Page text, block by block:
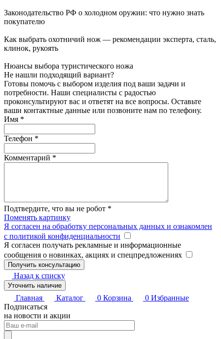
Законодательство РФ о холодном оружии: что нужно знать
покупателю
Как выбрать охотничий нож — рекомендации эксперта, сталь,
клинок, рукоять
Нюансы выбора туристического ножа
Не нашли подходящий вариант?
Готовы помочь с выбором изделия под ваши задачи и
потребности. Наши специалисты с радостью
проконсультируют вас и ответят на все вопросы. Оставьте
ваши контактные данные или позвоните нам по телефону.
Имя *
Телефон *
Комментарий *
Подтвердите, что вы не робот *
Поменять картинку
Я согласен на обработку персональных данных и ознакомлен
с политикой конфиденциальности
Я согласен получать рекламные и информационные
сообщения о новинках, акциях и спецпредложениях
Назад к списку
Уточнить наличие
Главная Каталог 0 Корзина 0 Избранные
Подписаться
на новости и акции